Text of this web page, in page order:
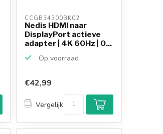
CCGB34300BK02
Nedis HDMI naar
DisplayPort actieve
adapter | 4K 60Hz | 0...
Op voorraad
€42,99
Vergelijk